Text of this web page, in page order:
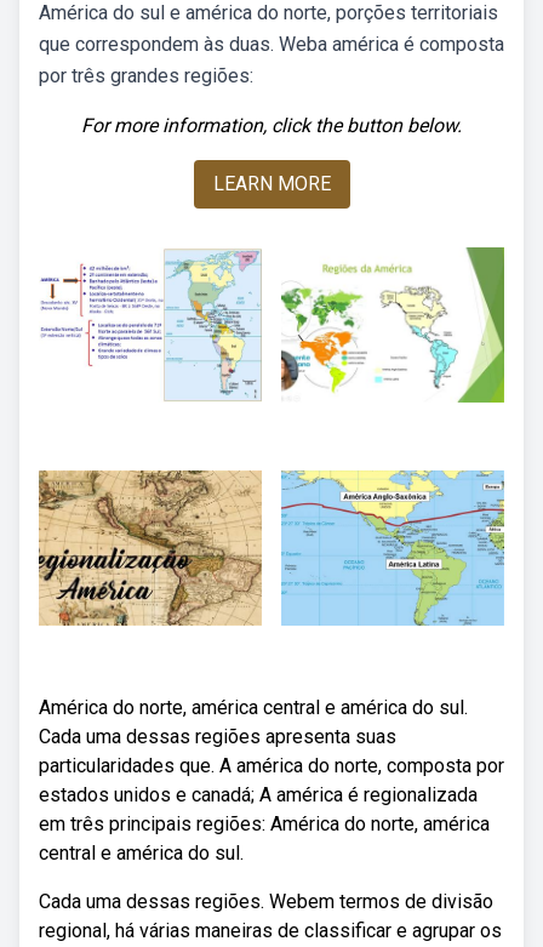
América do sul e américa do norte, porções territoriais
que correspondem às duas. Weba américa é composta
por três grandes regiões:
For more information, click the button below.
LEARN MORE
América do norte, américa central e américa do sul.
Cada uma dessas regiões apresenta suas
particularidades que. A américa do norte, composta por
estados unidos e canadá; A américa é regionalizada
em três principais regiões: América do norte, américa
central e américa do sul.
Cada uma dessas regiões. Webem termos de divisão
regional, há várias maneiras de classificar e agrupar os